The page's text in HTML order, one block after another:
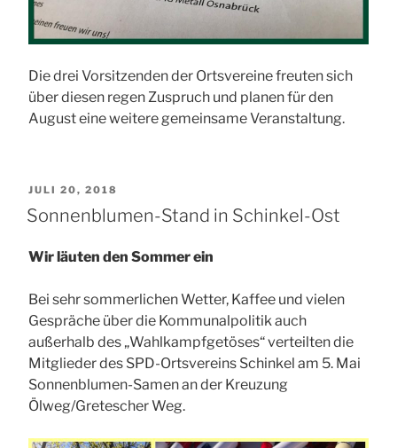
Die drei Vorsitzenden der Ortsvereine freuten sich
über diesen regen Zuspruch und planen für den
August eine weitere gemeinsame Veranstaltung.
VERÖFFENTLICHT
AM
JULI 20, 2018
Sonnenblumen-Stand in Schinkel-Ost
Wir läuten den Sommer ein
Bei sehr sommerlichen Wetter, Kaffee und vielen
Gespräche über die Kommunalpolitik auch
außerhalb des „Wahlkampfgetöses“ verteilten die
Mitglieder des SPD-Ortsvereins Schinkel am 5. Mai
Sonnenblumen-Samen an der Kreuzung
Ölweg/Gretescher Weg.